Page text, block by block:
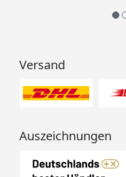
Versand
Auszeichnungen